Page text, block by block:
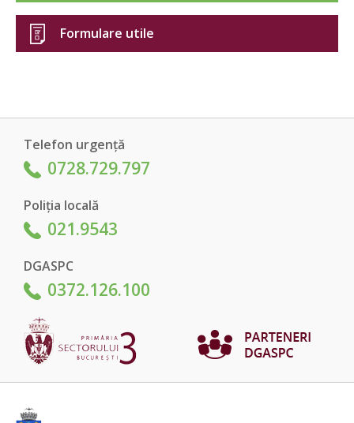
Formulare utile
Telefon urgență
0728.729.797
Poliția locală
021.9543
DGASPC
0372.126.100